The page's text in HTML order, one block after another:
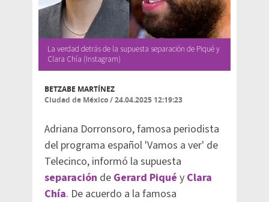
La verdad detrás de la supuesta separación de Piqué y
Clara Chía (Instagram)
BETZABE MARTÍNEZ
Ciudad de México/24.04.2025 12:19:23
Adriana Dorronsoro, famosa periodista
del programa español 'Vamos a ver' de
Telecinco, informó la supuesta
separación de Gerard Piqué y Clara
Chía. De acuerdo a la famosa